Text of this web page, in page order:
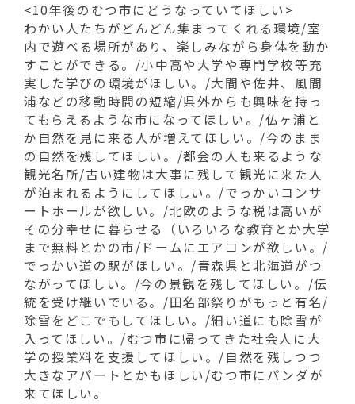
<10年後のむつ市にどうなっていてほしい>
わかい人たちがどんどん集まってくれる環境/室
内で遊べる場所があり、楽しみながら身体を動か
すことができる。/小中高や大学や専門学校等充
実した学びの環境がほしい。/大間や佐井、風間
浦などの移動時間の短縮/県外からも興味を持っ
てもらえるような市になってほしい。/仏ヶ浦と
か自然を見に来る人が増えてほしい。/今のまま
の自然を残してほしい。/都会の人も来るような
観光名所/古い建物は大事に残して観光に来た人
が泊まれるようにしてほしい。/でっかいコンサ
ートホールが欲しい。/北欧のような税は高いが
その分幸せに暮らせる（いろいろな教育とか大学
まで無料とかの市/ドームにエアコンが欲しい。/
でっかい道の駅がほしい。/青森県と北海道がつ
ながってほしい。/今の景観を残してほしい。/伝
統を受け継いでいる。/田名部祭りがもっと有名/
除雪をどこでもしてほしい。/細い道にも除雪が
入ってほしい。/むつ市に帰ってきた社会人に大
学の授業料を支援してほしい。/自然を残しつつ
大きなアパートとかもほしい/むつ市にパンダが
来てほしい。